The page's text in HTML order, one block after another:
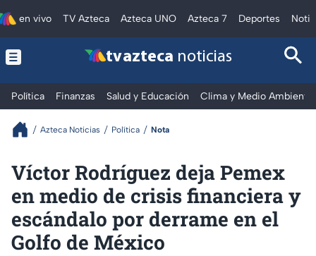
en vivo TV Azteca Azteca UNO Azteca 7 Deportes
tv azteca noticias
Política Finanzas Salud y Educación Clima y Medio Ambiente
Azteca Noticias Política Nota
Víctor Rodríguez deja Pemex
en medio de crisis financiera y
escándalo por derrame en el
Golfo de México